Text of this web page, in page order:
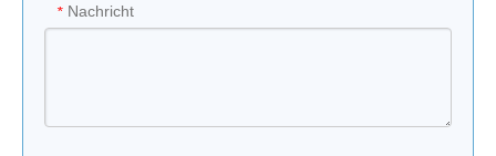
* Nachricht